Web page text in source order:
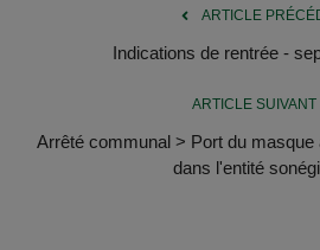
ARTICLE
Indications de rentrée -
ARTICLE SUIVANT
Arrêté communal > Port du
dans l'entité